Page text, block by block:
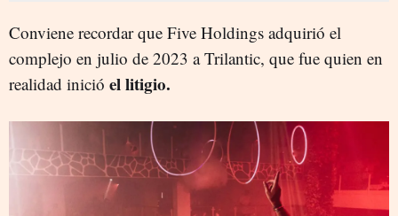
Conviene recordar que Five Holdings adquirió el
complejo en julio de 2023 a Trilantic, que fue quien en
realidad inició el litigio.